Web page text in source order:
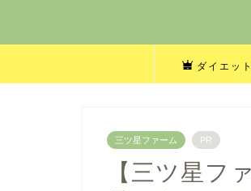
ダイエッ
三ツ星ファーム PR
【三ツ星フ